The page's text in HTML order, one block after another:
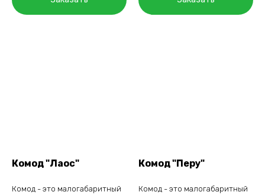
Комод "Лаос"
Комод - это малогабаритный
Комод "Перу"
Комод - это малогабаритный